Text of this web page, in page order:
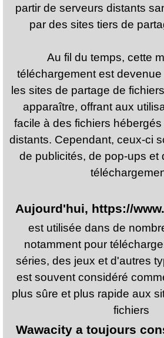
partir de serveurs distants
par des sites tiers de
Au fil du temps, cette
téléchargement est
les sites de partage de
apparaître, offrant aux
facile à des fichiers
distants. Cependant, ceux-ci
de publicités, de pop-ups et
Aujourd'hui, https://
est utilisée dans de
notamment pour
séries, des jeux et d'autres
est souvent considéré
plus sûre et plus rapide aux
fichiers
Wawacity a toujours